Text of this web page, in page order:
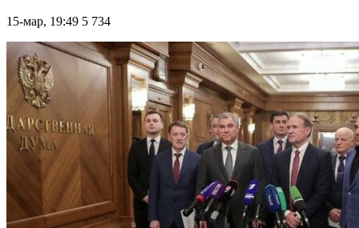
15-мар, 19:49 5 734